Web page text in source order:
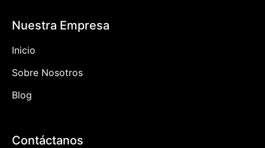
Nuestra Empresa
Inicio
Sobre Nosotros
Blog
Contáctanos